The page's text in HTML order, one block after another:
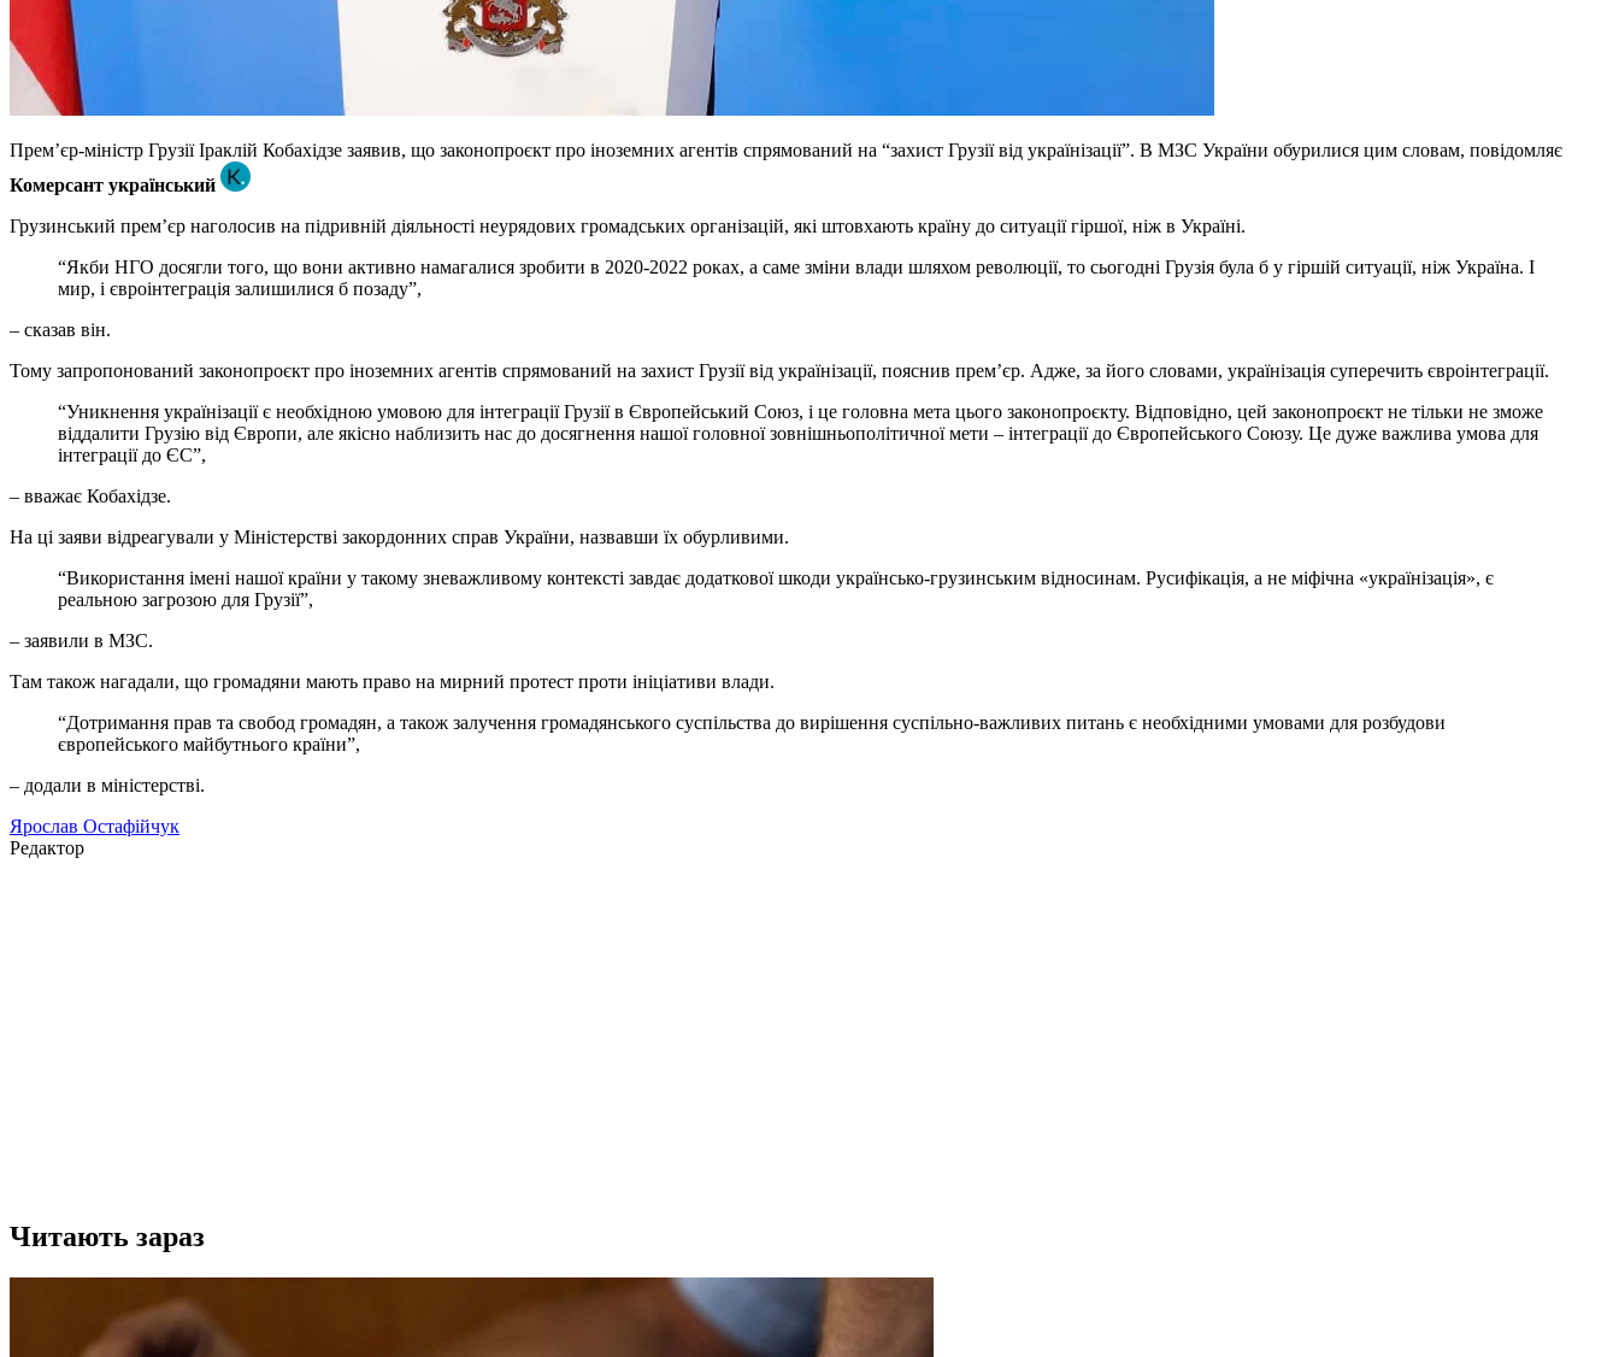
Прем’єр-міністр Грузії Іраклій Кобахідзе заявив, що законопроєкт про іноземних агентів спрямований на “захист Грузії від українізації”. В МЗС України обурилися цим словам, повідомляє
Комерсант український
Грузинський прем’єр наголосив на підривній діяльності неурядових громадських організацій, які штовхають країну до ситуації гіршої, ніж в Україні.
“Якби НГО досягли того, що вони активно намагалися зробити в 2020-2022 роках, а саме зміни влади шляхом революції, то сьогодні Грузія була б у гіршій ситуації, ніж Україна. І
мир, і євроінтеграція залишилися б позаду”,
– сказав він.
Тому запропонований законопроєкт про іноземних агентів спрямований на захист Грузії від українізації, пояснив прем’єр. Адже, за його словами, українізація суперечить євроінтеграції.
“Уникнення українізації є необхідною умовою для інтеграції Грузії в Європейський Союз, і це головна мета цього законопроєкту. Відповідно, цей законопроєкт не тільки не зможе
віддалити Грузію від Європи, але якісно наблизить нас до досягнення нашої головної зовнішньополітичної мети – інтеграції до Європейського Союзу. Це дуже важлива умова для
інтеграції до ЄС”,
– вважає Кобахідзе.
На ці заяви відреагували у Міністерстві закордонних справ України, назвавши їх обурливими.
“Використання імені нашої країни у такому зневажливому контексті завдає додаткової шкоди українсько-грузинським відносинам. Русифікація, а не міфічна «українізація», є
реальною загрозою для Грузії”,
– заявили в МЗС.
Там також нагадали, що громадяни мають право на мирний протест проти ініціативи влади.
“Дотримання прав та свобод громадян, а також залучення громадянського суспільства до вирішення суспільно-важливих питань є необхідними умовами для розбудови
європейського майбутнього країни”,
– додали в міністерстві.
Ярослав Остафійчук
Редактор
Читають зараз